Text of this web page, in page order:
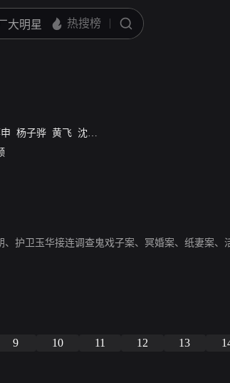
杨子骅 黄飞 沈雪炜
护卫玉华接连调查鬼戏子案、冥婚案、纸妻案
9 10 11 12 13